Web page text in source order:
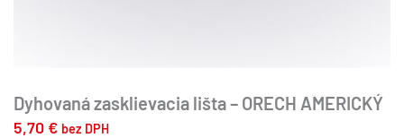
Dyhovaná zasklievacia lišta – ORECH AMERICKÝ
5,70 € bez DPH